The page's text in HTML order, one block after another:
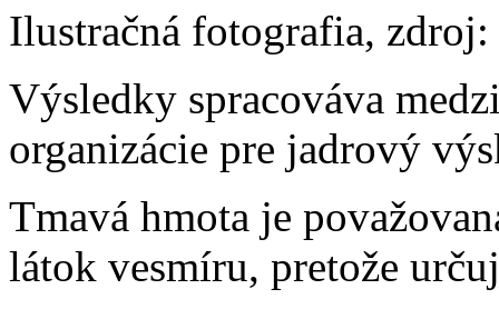
Ilustračná fotografia,
Výsledky spracováva
organizácie pre jadrový
Tmavá hmota je
látok vesmíru, pretože